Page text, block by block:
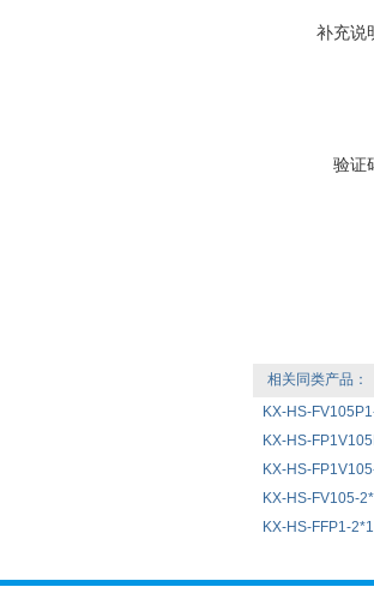
补充说
验证
相关同类产品：
KX-HS-
KX-HS-
KX-HS-
KX-HS-FV105-
KX-HS-FFP1-